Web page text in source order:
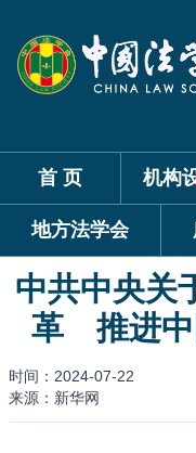
首 页 机构
地方法学会
中共中央关
革 推进中
时间：2024-07-22
来源：新华网